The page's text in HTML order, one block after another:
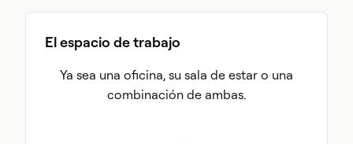
El espacio de trabajo
Ya sea una oficina, su sala de estar o una
combinación de ambas.